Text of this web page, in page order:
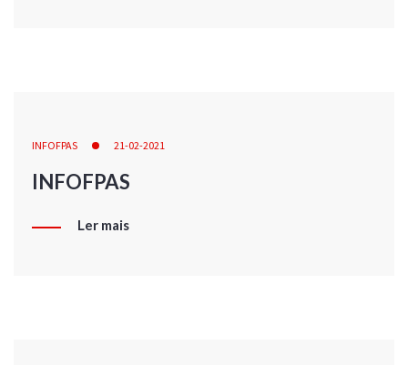
INFOFPAS 21-02-2021
INFOFPAS
Ler mais